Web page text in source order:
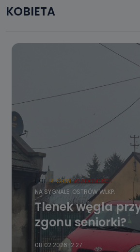
KOBIETA
HOT REGION WIADOMOŚCI
NA SYGNALE OSTRÓW WLKP.
Tlenek węgla
zgonu seniorki?
08.02.2026 12:27